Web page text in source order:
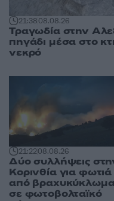
21:3808.08.26
Τραγωδία στην
πηγάδι μέσα στο
νεκρό
21:2208.08.26
Δύο συλλήψεις
Κορινθία για φωτιά
από
σε φωτοβολταϊκό